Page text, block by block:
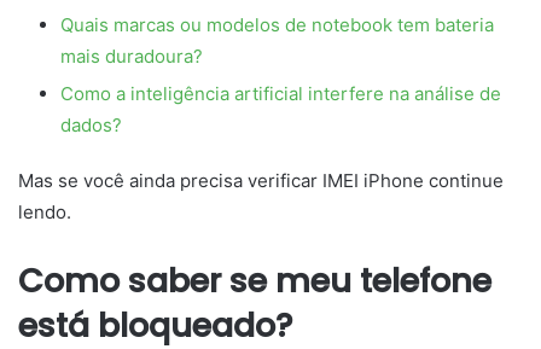
Quais marcas ou modelos de notebook tem bateria
mais duradoura?
Como a inteligência artificial interfere na análise de
dados?
Mas se você ainda precisa verificar IMEI iPhone continue
lendo.
Como saber se meu telefone
está bloqueado?